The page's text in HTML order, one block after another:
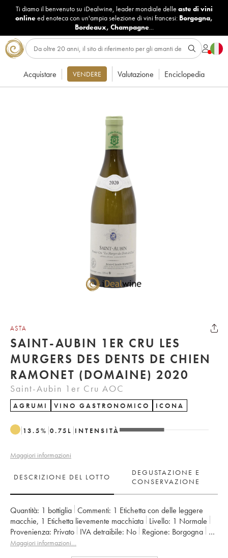
Ti diamo il benvenuto su iDealwine, leader mondiale delle aste di vini
onlineed enoteca con un'ampia selezione di vini francesi: Borgogna,
Bordeaux, Champagne...
Acquistare VENDERE Valutazione Enciclopedia
ASTA
SAINT-AUBIN 1ER CRU LES
MURGERS DES DENTS DE CHIEN
RAMONET (DOMAINE) 2020
Saint-Aubin 1er Cru AOC
AGRUMI VINO GASTRONOMICO ICONA
13.5% 0.75 L INTENSITÀ
Maggiori informazioni
DESCRIZIONE DEL LOTTO
DEGUSTAZIONE E
CONSERVAZIONE
Quantità: 1 bottiglia Commenti: 1 Etichetta con delle leggere
macchie, 1 Etichetta lievemente macchiata Livello: 1 Normale
Provenienza:
privato IVA detraibile: no Regione:
Borgogna
Denominazione: Saint-Aubin
Maggiori informazioni…